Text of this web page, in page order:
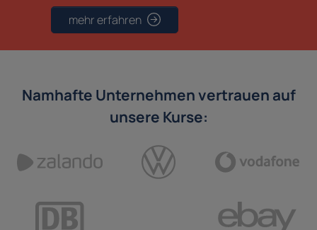
mehr erfahren
Namhafte Unternehmen vertrauen auf
unsere Kurse: